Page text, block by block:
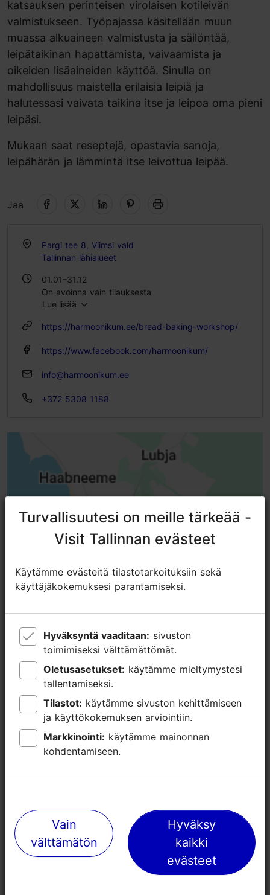
katsauksen perinteisen virolaisen kotileivän
valmistukseen. Työpajassa käsitellään muun
muassa alkuaineen valmistusta ja säilöntää,
leipätaikinan hapattamista, vaivaamista ja
oikeiden lisäaineiden käyttöä. Sinulla on
mahdollisuus maistella erilaisia leipiä ja
halutessasi vaivata taikina itse ja leipoa oma pieni
leipäsi.
Mukaan saat reseptejä, opastavia sanoja,
leipähärän ja lämmintä itse leivottua leipää.
Jaa
Pargi tee 8, Viimsi vald
Tallinnan lähialueet
01.01–31.12
On avoinna vain tilauksesta
Lue lisää
https://harmoonikum.ee/bread-baking-workshop/
https://www.facebook.com/harmoonikum/
info@harmoonikum.ee
+372 5308 1188
Lähellä olevia paikkoja
Turvallisuutesi on meille tärkeää -
Visit Tallinnan evästeet
Käytämme evästeitä tilastotarkoituksiin sekä
käyttäjäkokemuksesi parantamiseksi.
Hyväksyntä vaaditaan:
toimimiseksi välttämättömät.
Oletusasetukset:
tallentamiseksi.
Tilastot:
ja käyttökokemuksen arviointiin.
Markkinointi:
kohdentamiseen.
Vain
välttämätön
Hyväksy
kaikki
evästeet
Turvallisuutesi on meille tärkeää -
Visit Tallinnan evästeet
Käytämme evästeitä tilastotarkoituksiin sekä
käyttäjäkokemuksesi parantamiseksi.
Hyväksyntä vaaditaan:
toimimiseksi välttämättömät.
Oletusasetukset:
tallentamiseksi.
Tilastot:
ja käyttökokemuksen arviointiin.
Markkinointi:
kohdentamiseen.
Vain
välttämätön
Hyväksy
kaikki
evästeet